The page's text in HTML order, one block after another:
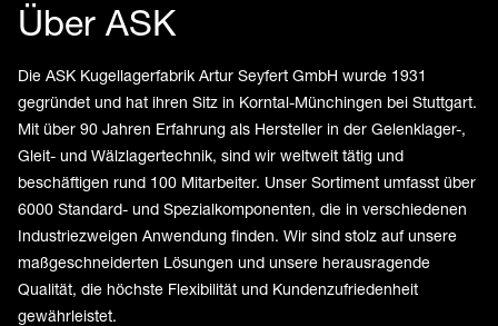
Über ASK
Die ASK Kugellagerfabrik Artur Seyfert GmbH wurde 1931
gegründet und hat ihren Sitz in Korntal-Münchingen bei Stuttgart.
Mit über 90 Jahren Erfahrung als Hersteller in der Gelenklager-,
Gleit- und Wälzlagertechnik, sind wir weltweit tätig und
beschäftigen rund 100 Mitarbeiter. Unser Sortiment umfasst über
6000 Standard- und Spezialkomponenten, die in verschiedenen
Industriezweigen Anwendung finden. Wir sind stolz auf unsere
maßgeschneiderten Lösungen und unsere herausragende
Qualität, die höchste Flexibilität und Kundenzufriedenheit
gewährleistet.